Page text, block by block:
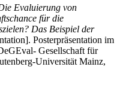
Evaluierung von
für die
Das Beispiel der
Posterpräsentation im
Gesellschaft für
Universität Mainz,